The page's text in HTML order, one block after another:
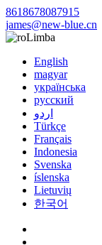
8618678087915
james@new-blue.cn
Limba
English
magyar
українська
русский
اردو
Türkçe
Français
Indonesia
Svenska
íslenska
Lietuvių
한국어